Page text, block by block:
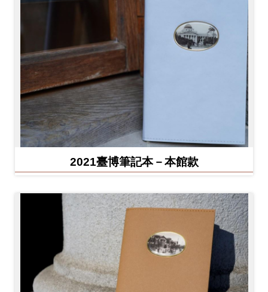
2021臺博筆記本－本館款